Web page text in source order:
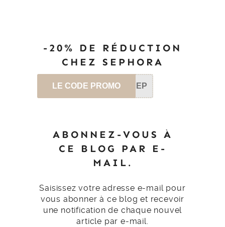
-20% DE RÉDUCTION
CHEZ SEPHORA
LE CODE PROMO SEP
ABONNEZ-VOUS À
CE BLOG PAR E-
MAIL.
Saisissez votre adresse e-mail pour
vous abonner à ce blog et recevoir
une notification de chaque nouvel
article par e-mail.